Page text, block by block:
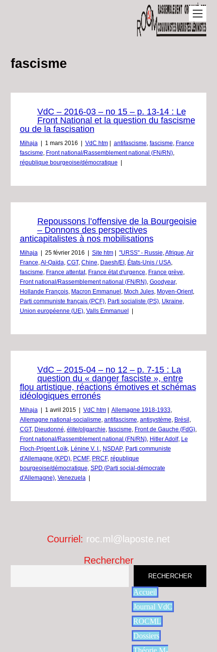
fascisme
VdC – 2016-03 – no 15 – p. 13-14 : Le
Front National et la question du fascisme
ou de la fascisation
Mihaja 1 mars 2016 VdC htm antifascisme fascisme
France
fascisme
Front national/Rassemblement national (FN/RN),
république bourgeoise/démocratique
Repoussons l’offensive de la Bourgeoisie
– Donnons des perspectives
anticapitalistes à nos mobilisations
Mihaja 25 février 2016 Site htm "URSS" - Russie Afrique Air
France Al-Qaïda CGT, Chine Daesh/EI États-Unis / USA,
fascisme
France attentat, France état d'urgence France grève
Front national/Rassemblement national (FN/RN), Goodyear,
Hollande François, Macron Emmanuel Moch Jules, Moyen-Orient,
Parti communiste français (PCF), Parti socialiste (PS), Ukraine
Union européenne (UE), Valls Emmanuel
VdC – 2015-04 – no 12 – p. 7-15 : La
question du « danger fasciste », entre
flou artistique, réactions émotives et schémas
idéologiques erronés
Mihaja 1 avril 2015 VdC htm Allemagne 1918-1933,
Allemagne national-socialisme antifascisme antisystème Brésil
CGT, Dieudonné élite/oligarchie fascisme Front de Gauche (FdG),
Front national/Rassemblement national (FN/RN), Hitler Adolf,
Le
Floch-Prigent Loïk, Lénine V. I. NSDAP, Parti communiste
d'Allemagne (KPD), PCMF, PRCF, république
bourgeoise/démocratique SPD (Parti social-démocrate
d'Allemagne), Venezuela
Courriel: roc.ml@laposte.net
Rechercher
RECHERCHER
Accueil
Journal VdC
ROCML
Dossiers
Théorie M-